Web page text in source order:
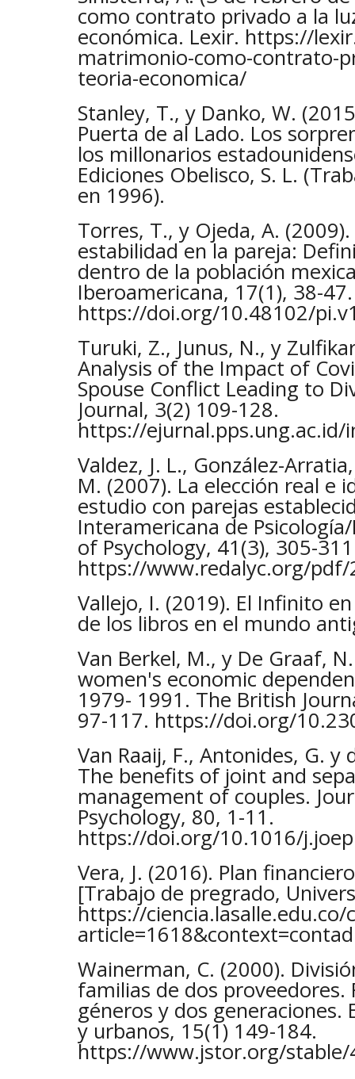
como contrato privado a la
económica. Lexir. https://
matrimonio-como-contrato-
teoria-economica/
Stanley, T., y Danko, W.
Puerta de al Lado. Los
los millonarios
Ediciones Obelisco, S. L.
en 1996).
Torres, T., y Ojeda, A.
estabilidad en la pareja:
dentro de la población
Iberoamericana, 17(1), 38-47.
https://doi.org/10.48102/
Turuki, Z., Junus, N., y
Analysis of the Impact of
Spouse Conflict Leading to
Journal, 3(2) 109-128.
https://ejurnal.pps.ung.ac.id/
Valdez, J. L., González-
M. (2007). La elección real e
estudio con parejas
Interamericana de
of Psychology, 41(3), 305-
https://www.redalyc.org/
Vallejo, I. (2019). El Infinito
de los libros en el mundo
Van Berkel, M., y De Graaf,
women's economic
1979- 1991. The British
97-117. https://doi.org/
Van Raaij, F., Antonides, G.
The benefits of joint and
management of couples.
Psychology, 80, 1-11.
https://doi.org/10.1016/
Vera, J. (2016). Plan
[Trabajo de pregrado,
https://
Wainerman, C. (2000).
familias de dos proveedores.
géneros y dos generaciones.
y urbanos, 15(1) 149-184.
https://www.jstor.org/stable/